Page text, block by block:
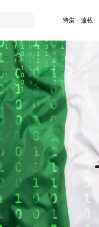
特集・連載